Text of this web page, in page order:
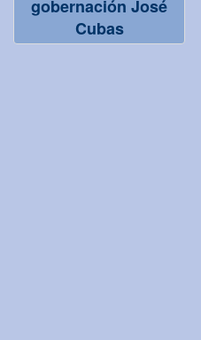
gobernación José
Cubas